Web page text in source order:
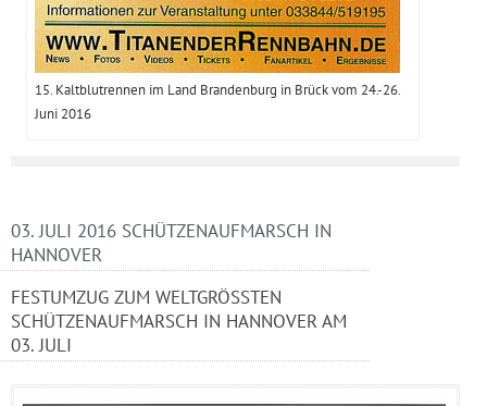
15. Kaltblutrennen im Land Brandenburg in Brück vom 24.-26.
Juni 2016
03. JULI 2016 SCHÜTZENAUFMARSCH IN
HANNOVER
FESTUMZUG ZUM WELTGRÖSSTEN S
CHÜTZENAUFMARSCH IN HANNOVER AM 0
3. JULI